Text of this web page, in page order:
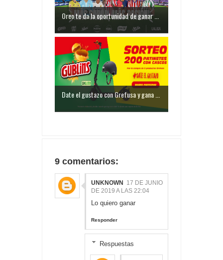
Oreo te da la oportunidad de ganar ...
Date el gustazo con Grefusa y gana ...
9 comentarios:
UNKNOWN 17 DE JUNIO
DE 2019 A LAS 22:04
Lo quiero ganar
Responder
Respuestas